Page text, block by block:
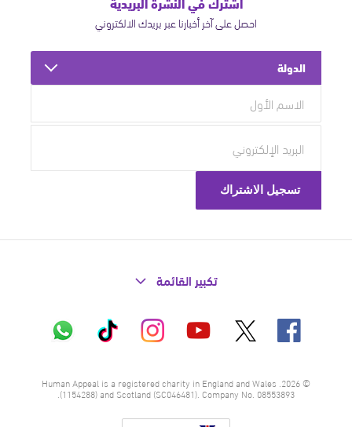
احصل على آخر أخبارنا عبر بريدك الالكتروني
الدولة
تكبير القائمة
فيسبوك يوتيوب إنستاغرام تيك
توك
واتساب
© 2026. Human Appeal is a registered charity in England and Wales
(1154288) and Scotland (SC046481). Company No. 08553893.